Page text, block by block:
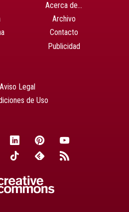
Acerca de…
Archivo
Contacto
Publicidad
Aviso Legal
de Uso